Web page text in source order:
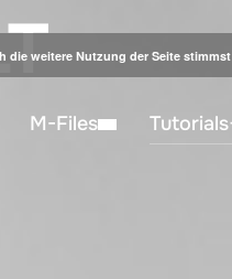
M-Files
die weitere Nutzung der Seite